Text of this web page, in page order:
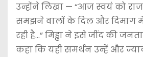
उन्होंने लिखा — “आज स्वयं को
समझने वालों के दिल और दिमाग में
रही है…” मिड्ढा ने इसे जींद की
कहा कि यही समर्थन उन्हें और